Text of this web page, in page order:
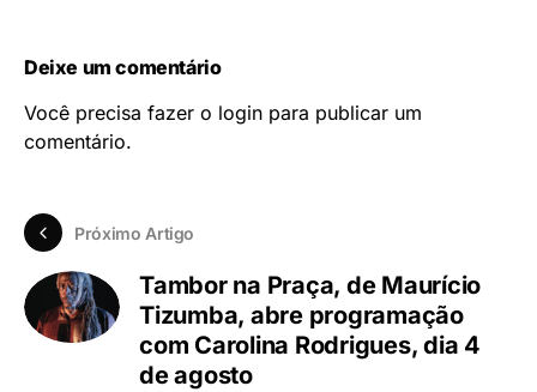
Deixe um comentário
Você precisa fazer o login para publicar um
comentário.
Próximo Artigo
Tambor na Praça, de Maurício
Tizumba, abre programação
com Carolina Rodrigues, dia 4
de agosto